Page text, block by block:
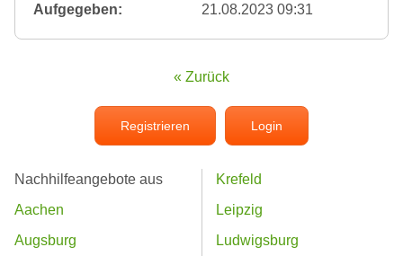
Aufgegeben:
21.08.2023 09:31
« Zurück
Registrieren Login
Nachhilfeangebote aus
Aachen
Augsburg
Krefeld
Leipzig
Ludwigsburg